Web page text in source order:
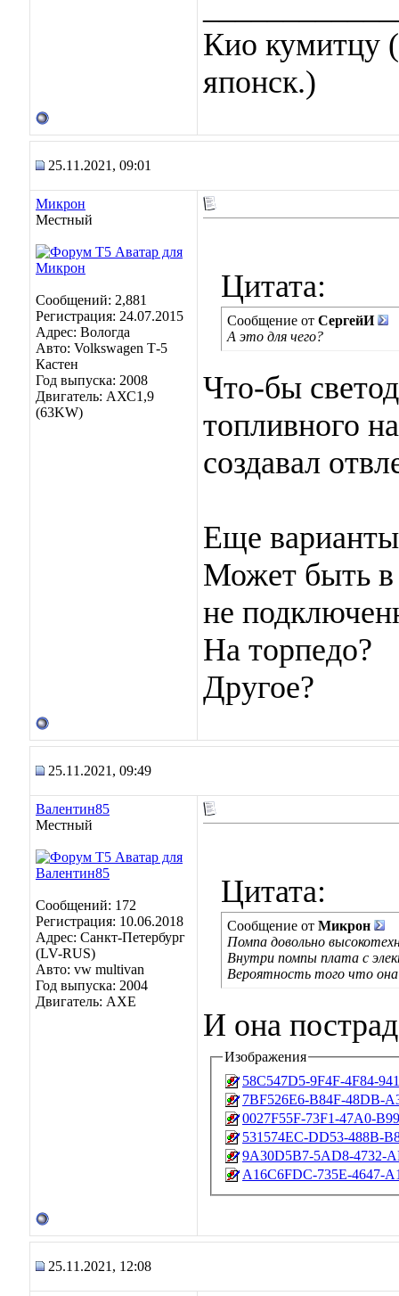
Кио кумитцу
японск.)
25.11.2021, 09:01
Микрон
Местный
Сообщений: 2,881
Регистрация: 24.07.2015
Адрес: Вологда
Авто: Volkswagen Т-5
Кастен
Год выпуска: 2008
Двигатель: АХС1,9
(63KW)
Цитата:
Сообщение от СергейИ
А это для чего?
Что-бы
топливного
создавал
Еще варианты
Может быть в
не
На торпедо?
Другое?
25.11.2021, 09:49
Валентин85
Местный
Сообщений: 172
Регистрация: 10.06.2018
Адрес: Санкт-Петербург
(LV-RUS)
Авто: vw multivan
Год выпуска: 2004
Двигатель: AXE
Цитата:
Сообщение от Микрон
Помпа довольно
Внутри помпы плата с
Вероятность того что
И она
Изображения
58C547D5-9F4F-4F84-
7BF526E6-B84F-48DB-
0027F55F-73F1-47A0-
531574EC-DD53-488B-
9A30D5B7-5AD8-4732-
A16C6FDC-735E-4647-
25.11.2021, 12:08